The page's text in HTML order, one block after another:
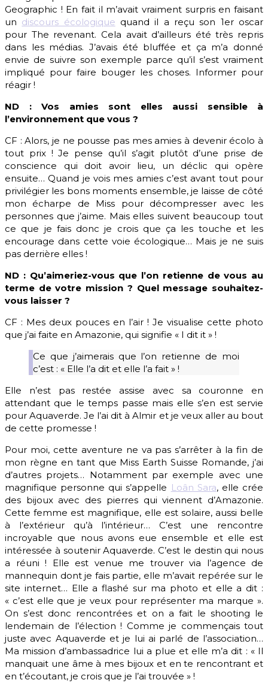
Geographic ! En fait il m’avait vraiment surpris en faisant
un discours écologique quand il a reçu son 1er oscar
pour The revenant. Cela avait d’ailleurs été très repris
dans les médias. J’avais été bluffée et ça m’a donné
envie de suivre son exemple parce qu’il s’est vraiment
impliqué pour faire bouger les choses. Informer pour
réagir !
ND : Vos amies sont elles aussi sensible à
l’environnement que vous ?
CF : Alors, je ne pousse pas mes amies à devenir écolo à
tout prix ! Je pense qu’il s’agit plutôt d’une prise de
conscience qui doit avoir lieu, un déclic qui opère
ensuite… Quand je vois mes amies c’est avant tout pour
privilégier les bons moments ensemble, je laisse de côté
mon écharpe de Miss pour décompresser avec les
personnes que j’aime. Mais elles suivent beaucoup tout
ce que je fais donc je crois que ça les touche et les
encourage dans cette voie écologique… Mais je ne suis
pas derrière elles !
ND : Qu’aimeriez-vous que l’on retienne de vous au
terme de votre mission ? Quel message souhaitez-
vous laisser ?
CF : Mes deux pouces en l’air ! Je visualise cette photo
que j’ai faite en Amazonie, qui signifie « I dit it » !
Ce que j’aimerais que l’on retienne de moi
c’est : « Elle l’a dit et elle l’a fait » !
Elle n’est pas restée assise avec sa couronne en
attendant que le temps passe mais elle s’en est servie
pour Aquaverde. Je l’ai dit à Almir et je veux aller au bout
de cette promesse !
Pour moi, cette aventure ne va pas s’arrêter à la fin de
mon règne en tant que Miss Earth Suisse Romande, j’ai
d’autres projets… Notamment par exemple avec une
magnifique personne qui s’appelle Loân Sara, elle crée
des bijoux avec des pierres qui viennent d’Amazonie.
Cette femme est magnifique, elle est solaire, aussi belle
à l’extérieur qu’à l’intérieur… C’est une rencontre
incroyable que nous avons eue ensemble et elle est
intéressée à soutenir Aquaverde. C’est le destin qui nous
a réuni ! Elle est venue me trouver via l’agence de
mannequin dont je fais partie, elle m’avait repérée sur le
site internet… Elle a flashé sur ma photo et elle a dit :
« c’est elle que je veux pour représenter ma marque ».
On s’est donc rencontrées et on a fait le shooting le
lendemain de l’élection ! Comme je commençais tout
juste avec Aquaverde et je lui ai parlé de l’association…
Ma mission d’ambassadrice lui a plue et elle m’a dit : « Il
manquait une âme à mes bijoux et en te rencontrant et
en t’écoutant, je crois que je l’ai trouvée » !